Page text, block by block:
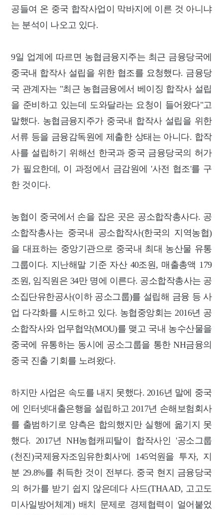
공들여 온 중국 합작사업이 막바지에 이른 것 아니냐
는 분석이 나오고 있다.
9일 업계에 따르면 농협금융지주는 최근 금융당국에
중국내 합작사 설립을 위한 협조를 요청했다. 금융당
국 관계자는 "최근 농협금융에서 베이징 합작사 설립
을 준비하고 있는데 도와달라는 요청이 들어왔다"고
말했다. 농협금융지주가 중국내 합작사 설립을 위한
서류 등을 금융감독원에 제출한 상태는 아니다. 합작
사를 설립하기 위해선 한국과 중국 금융당국의 허가
가 필요한데, 이 과정에서 금감원에 '사전 협조'를 구
한 것이다.
농협이 중국에서 손을 잡은 곳은 공소합작총사다. 공
소합작총사는 중국내 공소합작사(한국의 지역농협)
을 대표하는 중앙기관으로 중국내 최대 농산물 유통
그룹이다. 지난해말 기준 자산 40조원, 매출총액 179
조원, 임직원은 34만 명에 이른다. 공소합작총사는 공
소집단유한공사(이하 공소그룹)를 설립해 금융 등 사
업 다각화를 시도하고 있다. 농협중앙회는 2016년 공
소합작사와 업무협약(MOU)를 맺고 국내 농수산물을
중국에 유통하는 동시에 공소그룹을 통한 NH금융의
중국 진출 기회를 노려왔다.
하지만 사업은 속도를 내지 못했다. 2016년 말에 중국
에 인터넷대출은행을 설립하고 2017년 손해보험회사
를 출범하기로 양측은 합의했지만 실행에 옮기지 못
했다. 2017년 NH농협캐피탈이 합작사인 '공소그룹
(천진)국제융자조임유한회사'에 145억원을 투자, 지
분 29.8%를 취득한 것이 전부다. 중국 현지 금융당국
의 허가를 받기 쉽지 않은데다 사드(THAAD, 고고도
미사일방어체계) 배치 문제로 경제협력이 얼어붙었